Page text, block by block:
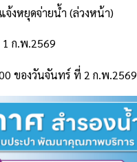
จ้งหยุดจ่ายน้ำ (ล่วงหน้า)
ก.พ.2569
ของวันจันทร์ ที่ 2 ก.พ.2569